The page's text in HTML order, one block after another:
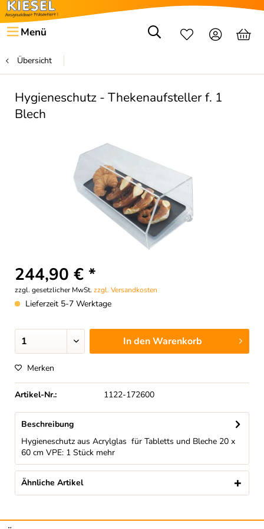
Menü
Übersicht
Hygieneschutz - Thekenaufsteller f. 1
Blech
244,90 € *
zzgl. gesetzlicher MwSt. zzgl. Versandkosten
Lieferzeit 5-7 Werktage
In denWarenkorb
Merken
Artikel-Nr.: 1122-172600
Beschreibung
Hygieneschutz aus Acrylglas für Tabletts und Bleche 20 x
60 cm VPE: 1 Stück mehr
Ähnliche Artikel